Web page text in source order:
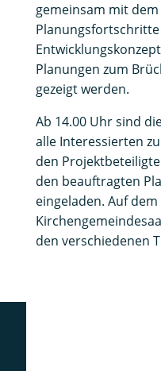
gemeinsam mit
Planungen zum
gezeigt werden.
Ab 14.00 Uhr sind
alle Interessierten
den
den beauftragten
eingeladen. Auf
den verschiedenen